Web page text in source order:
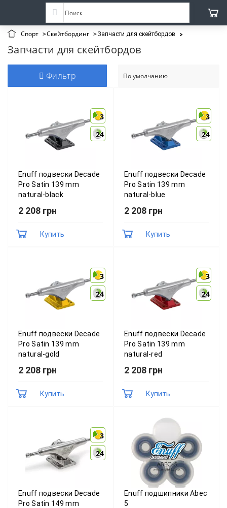
Спорт Скейтбординг Запчасти для скейтбордов
Запчасти для скейтбордов
Фильтр
3
24
3
24
Enuff подвески Decade
Pro Satin 139 mm
natural-black
2 208 грн
Купить
3
24
3
24
Enuff подвески Decade
Pro Satin 139 mm
natural-blue
2 208 грн
Купить
3
24
3
24
Enuff подвески Decade
Pro Satin 139 mm
natural-gold
2 208 грн
Купить
3
24
3
24
Enuff подвески Decade
Pro Satin 139 mm
natural-red
2 208 грн
Купить
3
24
3
24
Enuff подвески Decade
Pro Satin 149 mm
Enuff подшипники Abec
5